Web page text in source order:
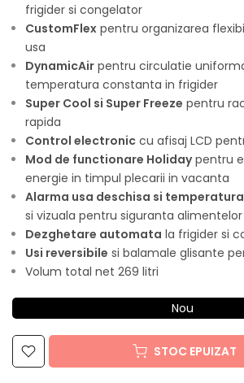
frigider si congelator
CustomFlex pentru organizarea
usa
DynamicAir pentru circulatie
temperatura constanta in frigider
Super Cool si Super Freeze pentru
rapida
Control electronic cu afisaj LCD
Mod de functionare Holidaypentru
energie in timpul plecarii in vacanta
Alarma usa deschisa si
si vizuala pentru siguranta alimentelor
Dezghetare automata la frigider si
Usi reversibile si balamale glisante
Volum total net 269 litri
Nou
STOC EPUIZAT